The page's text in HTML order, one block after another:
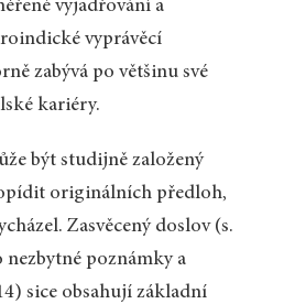
vyjadřování a
vyprávěcí
zabývá po většinu své
kariéry.
být studijně založený
originálních předloh,
Zasvěcený doslov (s.
nezbytné poznámky a
sice obsahují základní